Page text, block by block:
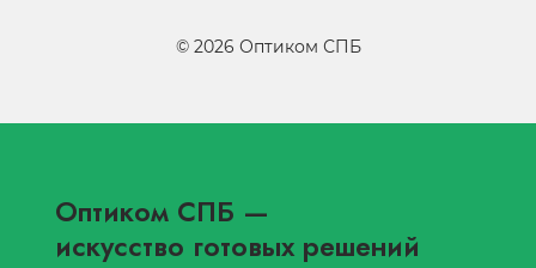
© 2026 Оптиком СПБ
Оптиком СПБ —
искусство готовых решений